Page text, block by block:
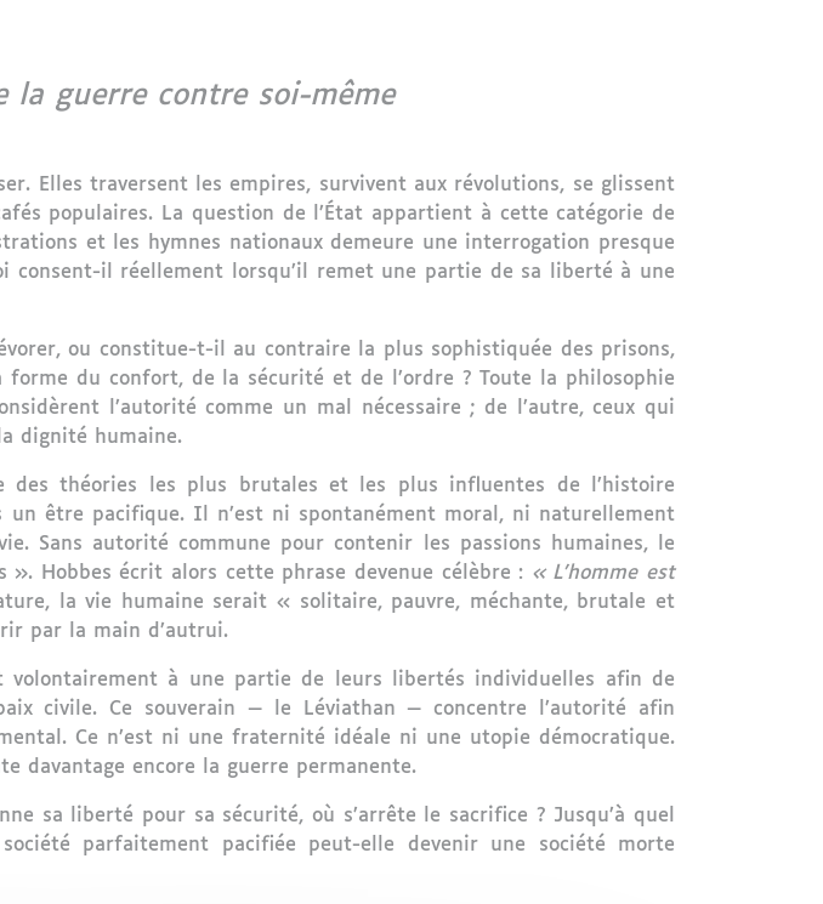
la guerre contre soi-même
Elles traversent les empires, survivent aux révolutions, se glissent
populaires. La question de l’État appartient à cette catégorie de
et les hymnes nationaux demeure une interrogation presque
consent-il réellement lorsqu’il remet une partie de sa liberté à une
ou constitue-t-il au contraire la plus sophistiquée des prisons,
du confort, de la sécurité et de l’ordre ? Toute la philosophie
l’autorité comme un mal nécessaire ; de l’autre, ceux qui
dignité humaine.
des théories les plus brutales et les plus influentes de l’histoire
un être pacifique. Il n’est ni spontanément moral, ni naturellement
Sans autorité commune pour contenir les passions humaines, le
Hobbes écrit alors cette phrase devenue célèbre : « L’homme est
la vie humaine serait « solitaire, pauvre, méchante, brutale et
par la main d’autrui.
volontairement à une partie de leurs libertés individuelles afin de
civile. Ce souverain — le Léviathan — concentre l’autorité afin
Ce n’est ni une fraternité idéale ni une utopie démocratique.
davantage encore la guerre permanente.
sa liberté pour sa sécurité, où s’arrête le sacrifice ? Jusqu’à quel
parfaitement pacifiée peut-elle devenir une société morte